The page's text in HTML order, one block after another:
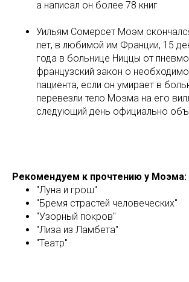
а написал он более 78 книг
Уильям Сомерсет Моэм
лет, в любимой им Франции, 15
года в больнице Ниццы от
французский закон о
пациента, если он умирает в
перевезли тело Моэма на его
следующий день официально
Рекомендуем к прочтению у Моэма:
"Луна и грош"
"Бремя страстей человеческих"
"Узорный покров"
"Лиза из Ламбета"
"Театр"